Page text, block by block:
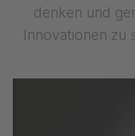
denken und
Innovationen zu